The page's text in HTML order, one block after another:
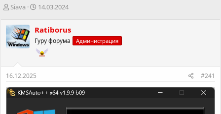
А
т
о
р
т
м
ы
Siava
Д
а
н
а
ч
а
а
14.03.2024
Ratiborus
Гуру форума Администрация
16.12.2025 #241